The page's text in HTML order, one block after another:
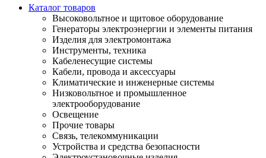
Каталог товаров
Высоковольтное и щитовое оборудование
Генераторы электроэнергии и элементы питания
Изделия для электромонтажа
Инструменты, техника
Кабеленесущие системы
Кабели, провода и аксессуары
Климатические и инженерные системы
Низковольтное и промышленное
электрооборудование
Освещение
Прочие товары
Связь, телекоммуникации
Устройства и средства безопасности